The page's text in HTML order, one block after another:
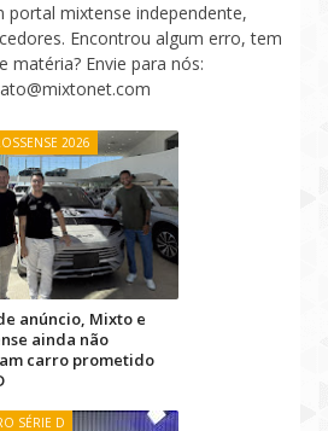
portal mixtense independente,
Encontrou algum erro, tem
matéria? Envie para nós:
2026
anúncio, Mixto e
ainda não
carro prometido
SÉRIE D